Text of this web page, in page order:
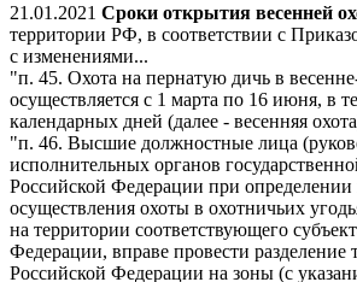
21.01.2021 Сроки открытия весенней
территории РФ, в соответствии с
с изменениями...
"п. 45. Охота на пернатую дичь в
осуществляется с 1 марта по 16 июня, в
календарных дней (далее - весенняя
"п. 46. Высшие должностные лица
исполнительных органов
Российской Федерации при определении
осуществления охоты в охотничьих
на территории соответствующего
Федерации, вправе провести разделение
Российской Федерации на зоны (с